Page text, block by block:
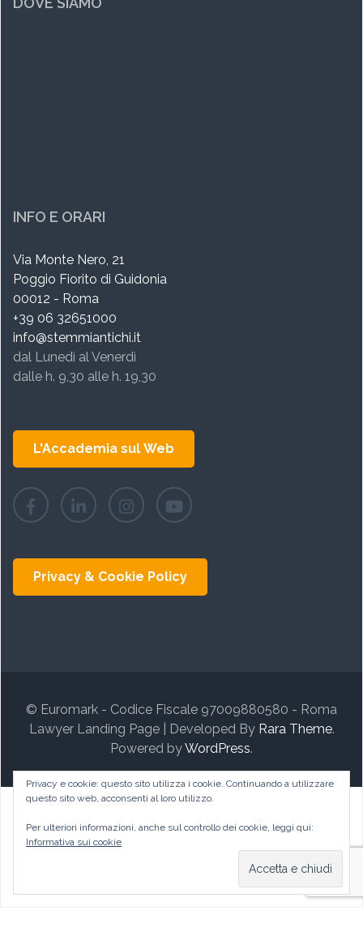
INFO E ORARI
Via Monte Nero, 21
Poggio Fiorito di Guidonia
00012 - Roma
+39 06 32651000
info@stemmiantichi.it
dal Lunedì al Venerdì
dalle h. 9,30 alle h. 19,30
L'Accademia sul Web
Privacy & Cookie Policy
© Euromark - Codice Fiscale 97009880580 - Roma
Lawyer Landing Page | Developed By Rara Theme.
Powered byWordPress.
Privacy e cookie: questo sito utilizza i cookie. Continuando a utilizzare
questo sito web, acconsenti al loro utilizzo.
Per ulteriori informazioni, anche sul controllo dei cookie, leggi qui:
Informativa sui cookie